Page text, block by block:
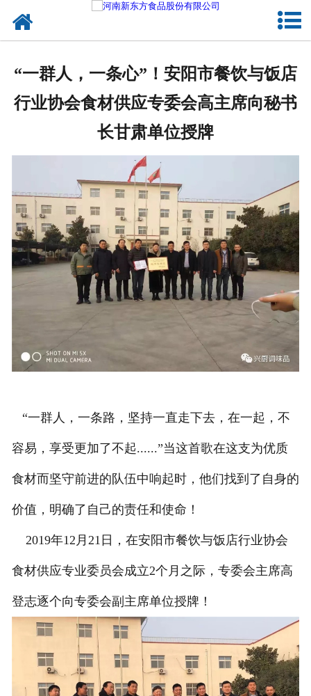
新闻资讯
关于新东方
联系我们
“一群人，一条心”！安阳市餐饮与饭店
行业协会食材供应专委会高主席向秘书
长甘肃单位授牌
“一群人，一条路，坚持一直走下去，在一起，不
容易，享受更加了不起......”当这首歌在这支为优质
食材而坚守前进的队伍中响起时，他们找到了自身的
价值，明确了自己的责任和使命！
2019年12月21日，在安阳市餐饮与饭店行业协会
食材供应专业委员会成立2个月之际，专委会主席高
登志逐个向专委会副主席单位授牌！